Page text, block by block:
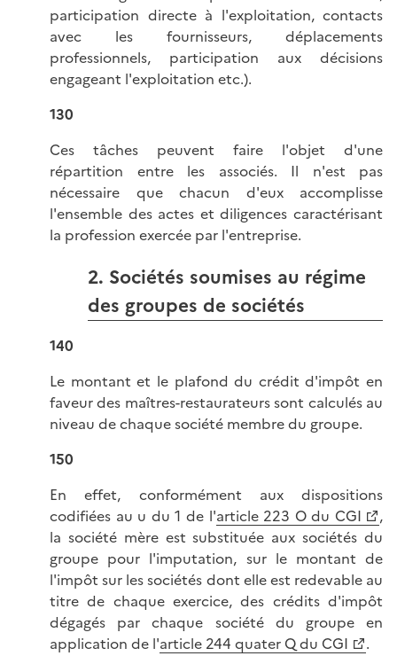
participation directe à l'exploitation, contacts
avec les fournisseurs, déplacements
professionnels, participation aux décisions
engageant l'exploitation etc.).
130
Ces tâches peuvent faire l'objet d'une
répartition entre les associés. Il n'est pas
nécessaire que chacun d'eux accomplisse
l'ensemble des actes et diligences caractérisant
la profession exercée par l'entreprise.
2. Sociétés soumises au régime
des groupes de sociétés
140
Le montant et le plafond du crédit d'impôt en
faveur des maîtres-restaurateurs sont calculés au
niveau de chaque société membre du groupe.
150
En effet, conformément aux dispositions
codifiées au u du 1 de l'article 223 O du CGI
,
la société mère est substituée aux sociétés du
groupe pour l'imputation, sur le montant de
l'impôt sur les sociétés dont elle est redevable au
titre de chaque exercice, des crédits d'impôt
dégagés par chaque société du groupe en
application de l'article 244 quater Q du CGI .